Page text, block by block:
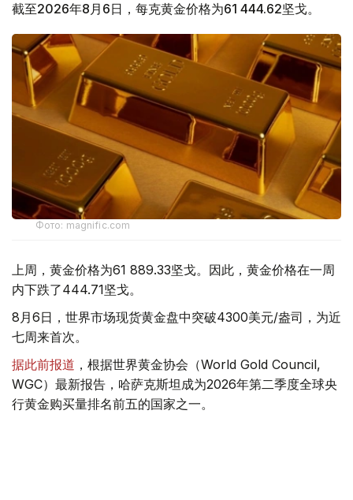
截至2026年8月6日，每克黄金价格为61 444.62坚戈。
Фото: magnific.com
上周，黄金价格为61 889.33坚戈。因此，黄金价格在一周
内下跌了444.71坚戈。
8月6日，世界市场现货黄金盘中突破4300美元/盎司，为近
七周来首次。
据此前报道 ，根据世界黄金协会（World Gold Council,
WGC）最新报告，哈萨克斯坦成为2026年第二季度全球央
行黄金购买量排名前五的国家之一。